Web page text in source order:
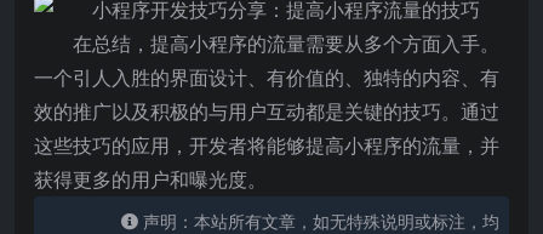
在总结，提高小程序的流量需要从多个方面入手。
一个引人入胜的界面设计、有价值的、独特的内容、有
效的推广以及积极的与用户互动都是关键的技巧。通过
这些技巧的应用，开发者将能够提高小程序的流量，并
获得更多的用户和曝光度。
声明：本站所有文章，如无特殊说明或标注，均